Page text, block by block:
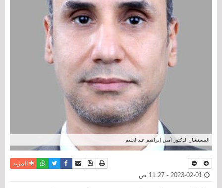
المستشار الدكتور أمين إبراهيم عبدالحليم
نسخة للطباعة
حفظ الموضوع
أرسل الى صديق
فيسبوكتويترواتسابالمزيد